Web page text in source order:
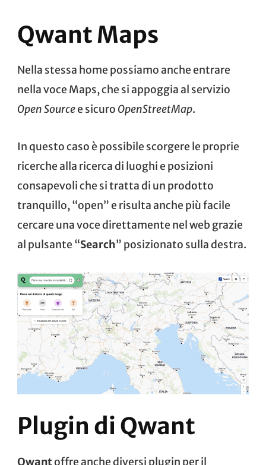
Qwant Maps
Nella stessa home possiamo anche entrare
nella voce Maps, che si appoggia al servizio
Open Sourcee sicuro OpenStreetMap.
In questo caso è possibile scorgere le proprie
ricerche alla ricerca di luoghi e posizioni
consapevoli che si tratta di un prodotto
tranquillo, “open” e risulta anche più facile
cercare una voce direttamente nel web grazie
al pulsante “Search” posizionato sulla destra.
Plugin di Qwant
Qwantoffre anche diversi plugin per il